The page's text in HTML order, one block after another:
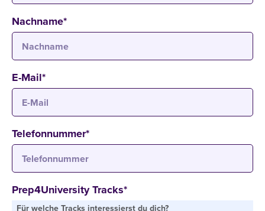
Nachname*
E-Mail*
Telefonnummer*
Prep4University Tracks*
Für welche Tracks interessierst du dich?